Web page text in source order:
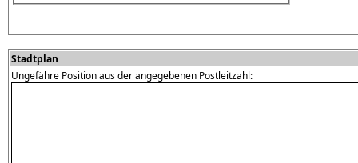
Stadtplan
Ungefähre Position aus der angegebenen Postleitzahl: